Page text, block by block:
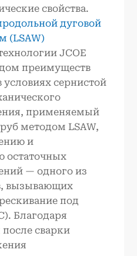
свойства.
дуговой
(LSAW)
JCOE
преимуществ
сернистой
применяемый
методом LSAW,
и
остаточных
— одного из
вызывающих
под
Благодаря
сварки